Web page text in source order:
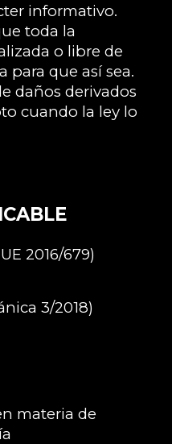
informativo.
toda la
o libre de
para que así sea.
daños derivados
cuando la ley lo
2016/679)
3/2018)
materia de